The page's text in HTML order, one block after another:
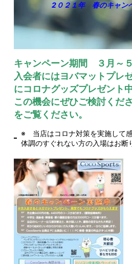
2０２１年 春のキャン
キャンペーン期間 ３月～５
入会者にはヨバマットプレ
にコロナグッズプレゼント中
この機会にぜひご検討くだ
をご覧ください。
※ 当店はコロナ対策を実施して感
体調のすぐれない方の入場はお断